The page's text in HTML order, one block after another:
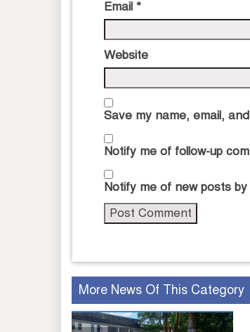
Email *
Website
Save my name, email,
Notify me of follow-up
Notify me of new posts by
More News Of This Category